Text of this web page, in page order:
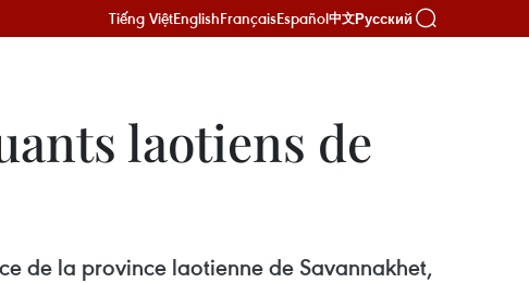
Tiếng ViệtEnglishFrançaisEspañol中文Русский
laotiens de
de la province laotienne de Savannakhet,